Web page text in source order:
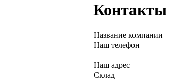
Контакты
Название компании
Наш телефон
Наш адрес
Склад